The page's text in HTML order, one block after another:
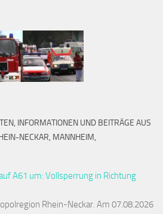
INFORMATIONEN UND BEITRÄGE AUS
NECKAR, MANNHEIM,
A61 um: Vollsperrung in Richtung
Rhein-Neckar. Am 07.08.2026